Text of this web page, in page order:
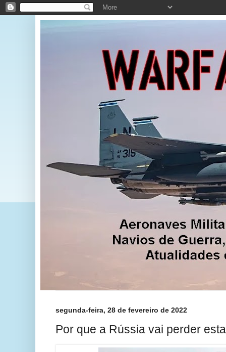
segunda-feira, 28 de fevereiro de 2022
Por que a Rússia vai perder